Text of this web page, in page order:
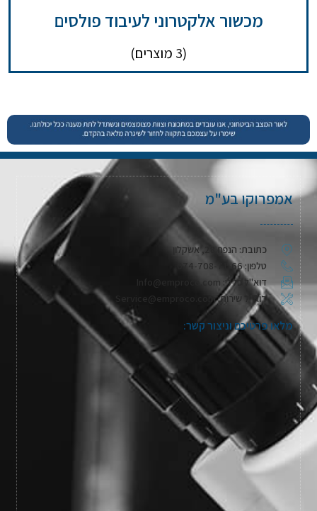
מכשור אלקטרוני לעיבוד פולסים
(3 מוצרים)
אמפרוקו בע"מ
כתובת: הנפח 28, אשקלון
טלפון: 074-708-71-66
דוא"ל כללי: Info@emproco.com
דוא"ל שירות: Service@emproco.com
מלאו פרטיכם וניצור קשר: